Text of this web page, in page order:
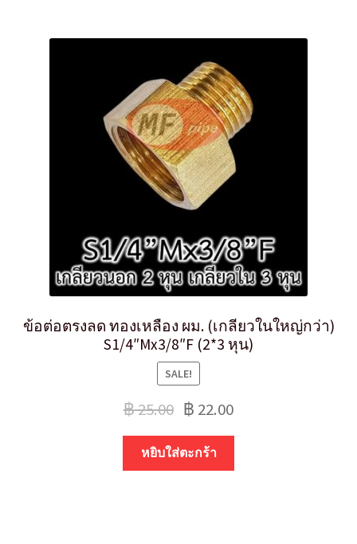
ข้อต่อตรงลด ทองเหลือง ผม. (เกลียวในใหญ่กว่า)
S1/4″Mx3/8″F (2*3 หุน)
SALE!
฿25.00 ฿ 22.00
หยิบใส่ตะกร้า